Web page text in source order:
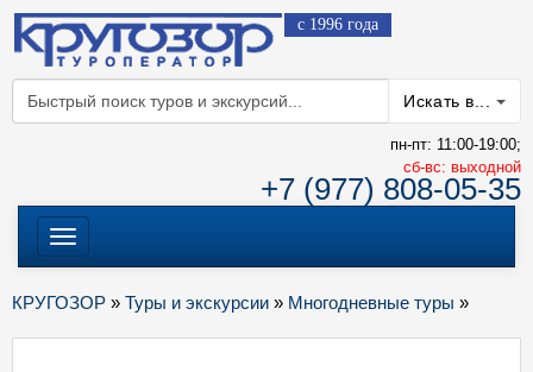
с 1996 года
Искать в...
пн-пт: 11:00-19:00;
cб-вс: выходной
+7 (977) 808-05-35
Меню
КРУГОЗОР » Туры и экскурсии » Многодневные туры »